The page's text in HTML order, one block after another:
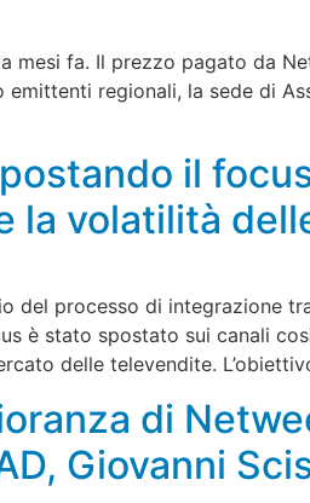
mesi fa. Il prezzo pagato da
regionali, la sede di
il
la volatilità
del processo di integrazione
è stato spostato sui canali
delle televendite.
di
Giovanni